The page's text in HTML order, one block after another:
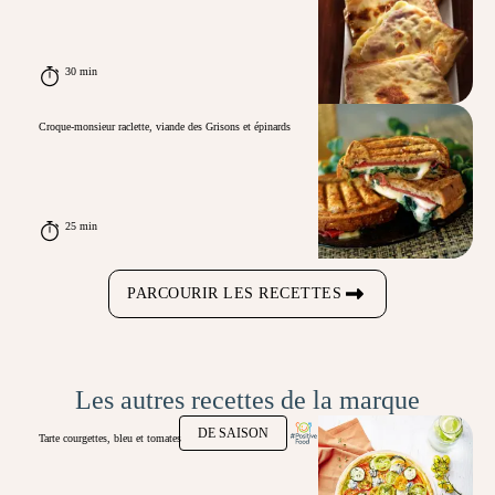
30 min
Croque-monsieur raclette, viande des Grisons et épinards
25 min
PARCOURIR LES RECETTES
Les autres recettes de la marque
DE SAISON
Tarte courgettes, bleu et tomates